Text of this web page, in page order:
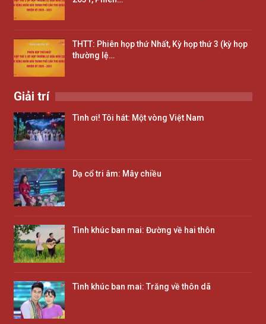
THTT: Phiên họp thứ Nhất, Kỳ họp thứ 3 (kỳ họp
thường lệ…
Giải trí
Tình ơi! Tôi hát: Một vòng Việt Nam
Dạ cổ tri âm: Mây chiều
Tình khúc ban mai: Đường về hai thôn
Tình khúc ban mai: Trăng về thôn dã